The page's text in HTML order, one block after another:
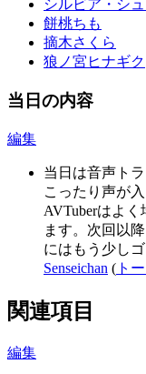
シルビア・シ
餅桃ちも
摘木さくら
狼ノ宮ヒナギク
当日の内容
編集
当日は音声ト
こったり声が
AVTuberはよ
ます。次回以
にはもう少し
Senseichan ( ト
関連項目
編集